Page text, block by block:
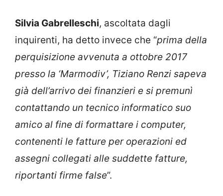
Silvia Gabrelleschi, ascoltata dagli
inquirenti, ha detto invece che “prima della
perquisizione avvenuta a ottobre 2017
presso la ‘Marmodiv’, Tiziano Renzi sapeva
già dell’arrivo dei finanzieri e si premunì
contattando un tecnico informatico suo
amico al fine di formattare i computer,
contenenti le fatture per operazioni ed
assegni collegati alle suddette fatture,
riportanti firme false”.